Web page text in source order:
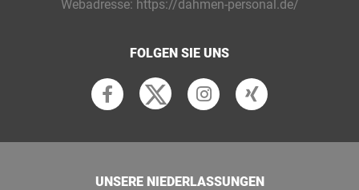
Webadresse: https://dahmen-personal.de/
FOLGEN SIE UNS
UNSERE NIEDERLASSUNGEN